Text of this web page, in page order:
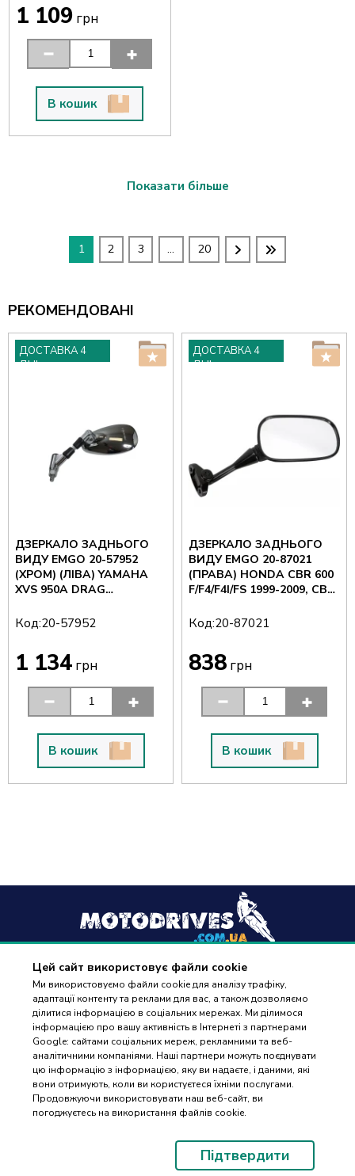
Цей сайт використовує файли cookie
Ми використовуємо файли cookie для аналізу трафіку,
адаптації контенту та реклами для вас, а також дозволяємо
ділитися інформацією в соціальних мережах. Ми ділимося
інформацією про вашу активність в Інтернеті з партнерами
Google: сайтами соціальних мереж, рекламними та веб-
аналітичними компаніями. Наші партнери можуть поєднувати
цю інформацію з інформацією, яку ви надаєте, і даними, які
вони отримують, коли ви користуєтеся їхніми послугами.
Продовжуючи використовувати наш веб-сайт, ви
погоджуєтесь на використання файлів cookie.
Підтвердити
1 109грн
В кошик
Показати більше
1 2 3 ... 20
РЕКОМЕНДОВАНІ
ДОСТАВКА 4
ДНІ
ДЗЕРКАЛО ЗАДНЬОГО
ВИДУ EMGO 20-57952
(ХРОМ) (ЛІВА) YAMAHA
XVS 950A DRAG
2009-2015, B
Код:20-57952
1 134 грн
В кошик
ДОСТАВКА 4
ДНІ
ДЗЕРКАЛО ЗАДНЬОГО
ВИДУ EMGO 20-87021
(ПРАВА) HONDA CBR 600
F/F4/F4I/FS 1999-2009, CB
Код:20-87021
838 грн
В кошик
+38(096) 488 77 88
дзвінки приймаються в робочі дні з 9:00 до 18:00
Оплата та доставка
Контакти
ПІДБІР
ЗАПЧАСТИН